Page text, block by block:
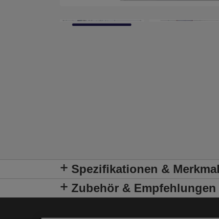
Spezifikationen &
Zubehör & Empfehlungen